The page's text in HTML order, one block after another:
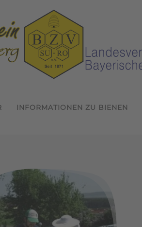
INFORMATIONEN ZU BIENEN